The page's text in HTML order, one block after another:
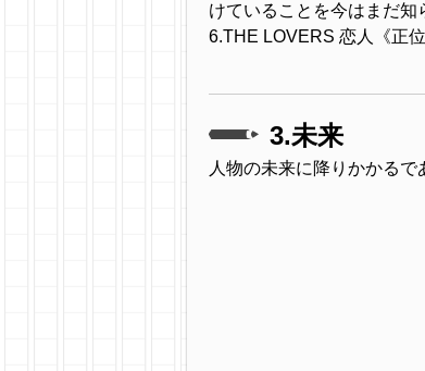
けていることを今はまだ
6.THE LOVERS 恋人《正位
3.未来
人物の未来に降りかかる